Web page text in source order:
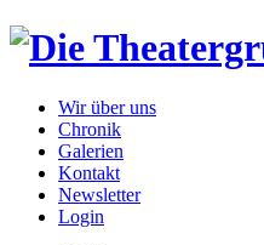
Wir über uns
Chronik
Galerien
Kontakt
Newsletter
Login